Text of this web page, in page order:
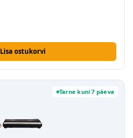
Lisa ostukorvi
Tarne kuni 7 päeva